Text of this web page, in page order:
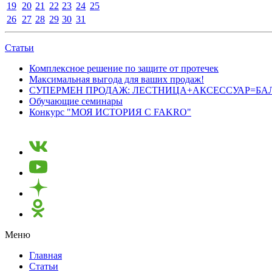
19 20 21 22 23 24 25
26 27 28 29 30 31
Статьи
Комплексное решение по защите от протечек
Максимальная выгода для ваших продаж!
СУПЕРМЕН ПРОДАЖ:
Обучающие семинары
Конкурс "МОЯ ИСТОРИЯ С FAKRO"
Меню
Главная
Статьи